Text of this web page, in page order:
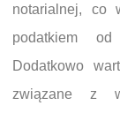
notarialnej, co
podatkiem od
Dodatkowo
związane z